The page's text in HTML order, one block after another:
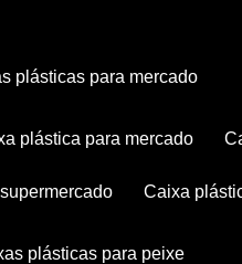
plásticas para mercado
plástica para mercado
caixa
plásticas para peixe